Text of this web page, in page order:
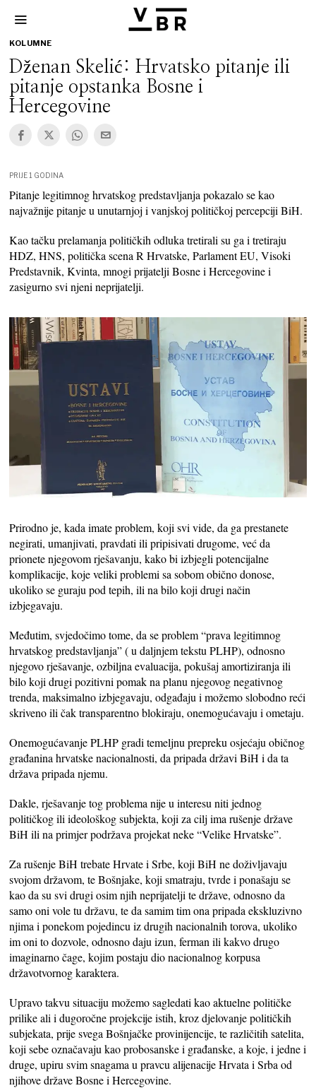
KOLUMNE
Dženan Skelić: Hrvatsko pitanje ili
pitanje opstanka Bosne i
Hercegovine
PRIJE 1 GODINA
Pitanje legitimnog hrvatskog predstavljanja pokazalo se kao
najvažnije pitanje u unutarnjoj i vanjskoj političkoj percepciji BiH.
Kao tačku prelamanja političkih odluka tretirali su ga i tretiraju
HDZ, HNS, politička scena R Hrvatske, Parlament EU, Visoki
Predstavnik, Kvinta, mnogi prijatelji Bosne i Hercegovine i
zasigurno svi njeni neprijatelji.
Prirodno je, kada imate problem, koji svi vide, da ga prestanete
negirati, umanjivati, pravdati ili pripisivati drugome, već da
prionete njegovom rješavanju, kako bi izbjegli potencijalne
komplikacije, koje veliki problemi sa sobom obično donose,
ukoliko se guraju pod tepih, ili na bilo koji drugi način
izbjegavaju.
Međutim, svjedočimo tome, da se problem “prava legitimnog
hrvatskog predstavljanja” ( u daljnjem tekstu PLHP), odnosno
njegovo rješavanje, ozbiljna evaluacija, pokušaj amortiziranja ili
bilo koji drugi pozitivni pomak na planu njegovog negativnog
trenda, maksimalno izbjegavaju, odgađaju i možemo slobodno reći
skriveno ili čak transparentno blokiraju, onemogućavaju i ometaju.
Onemogućavanje PLHP gradi temeljnu prepreku osjećaju običnog
građanina hrvatske nacionalnosti, da pripada državi BiH i da ta
država pripada njemu.
Dakle, rješavanje tog problema nije u interesu niti jednog
političkog ili ideološkog subjekta, koji za cilj ima rušenje države
BiH ili na primjer podržava projekat neke “Velike Hrvatske”.
Za rušenje BiH trebate Hrvate i Srbe, koji BiH ne doživljavaju
svojom državom, te Bošnjake, koji smatraju, tvrde i ponašaju se
kao da su svi drugi osim njih neprijatelji te države, odnosno da
samo oni vole tu državu, te da samim tim ona pripada ekskluzivno
njima i ponekom pojedincu iz drugih nacionalnih torova, ukoliko
im oni to dozvole, odnosno daju izun, ferman ili kakvo drugo
imaginarno čage, kojim postaju dio nacionalnog korpusa
državotvornog karaktera.
Upravo takvu situaciju možemo sagledati kao aktuelne političke
prilike ali i dugoročne projekcije istih, kroz djelovanje političkih
subjekata, prije svega Bošnjačke provinijencije, te različitih satelita,
koji sebe označavaju kao probosanske i građanske, a koje, i jedne i
druge, upiru svim snagama u pravcu alijenacije Hrvata i Srba od
njihove države Bosne i Hercegovine.